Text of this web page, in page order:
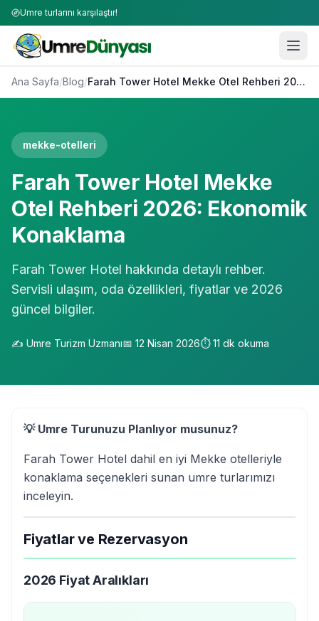
Umre turlarını karşılaştır!
Ana Sayfa/Blog/ Farah Tower Hotel Mekke Otel Rehberi 2026: Ekonomik Konaklama
mekke-otelleri
Farah Tower Hotel Mekke
Otel Rehberi 2026: Ekonomik
Konaklama
Farah Tower Hotel hakkında detaylı rehber.
Servisli ulaşım, oda özellikleri, fiyatlar ve 2026
güncel bilgiler.
✍️ Umre Turizm Uzmanı📅 12 Nisan 2026⏱️11 dk okuma
💡 Umre Turunuzu Planlıyor musunuz?
Farah Tower Hotel dahil en iyi Mekke otelleriyle
konaklama seçenekleri sunan umre turlarımızı
inceleyin.
Fiyatlar ve Rezervasyon
2026 Fiyat Aralıkları